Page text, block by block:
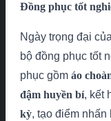
Đồng phục tốt
Ngày trọng đại
bộ đồng phục tốt
phục gồm áo
đậm huyền bí, kết
kỳ, tạo điểm nhấn